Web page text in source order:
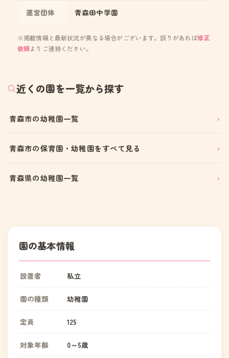
運営団体 青森田中学園
※掲載情報と最新状況が異なる場合がございます。誤りがあれば修正
依頼よりご連絡ください。
近くの園を一覧から探す
青森市の幼稚園一覧
青森市の保育園・幼稚園をすべて見る
青森県の幼稚園一覧
園の基本情報
設置者 私立
園の種類 幼稚園
定員 125
対象年齢 0～5歳